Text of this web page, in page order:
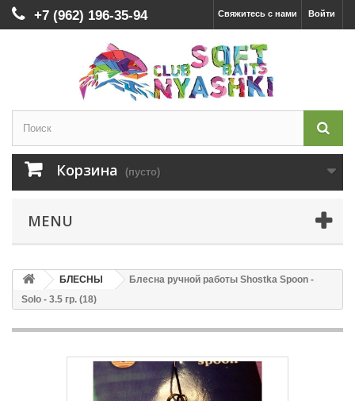
Войти
Свяжитесь с нами
+7 (962) 196-35-94
Корзина (пусто)
MENU
БЛЕСНЫ
Блесна ручной работы Shostka Spoon -
Solo - 3.5 гр. (18)